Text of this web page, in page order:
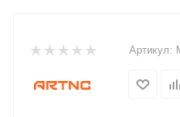
Артикул: